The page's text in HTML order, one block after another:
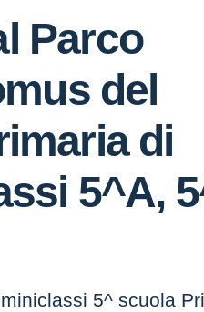
Parco
del
di
5^A,
5^ scuola